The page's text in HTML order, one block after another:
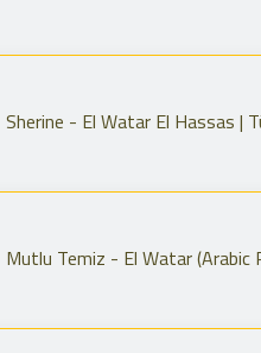
Mutlu Temiz - El Watar (Arabic